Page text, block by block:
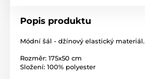
Popis produktu
Módní šál - džínový elastický materiál.
Rozměr: 175x50 cm
Složení: 100% polyester